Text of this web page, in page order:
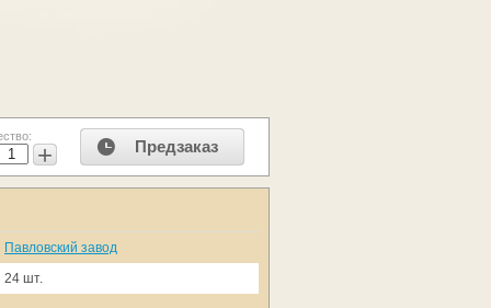
+ Предзаказ
Павловский завод
24 шт.